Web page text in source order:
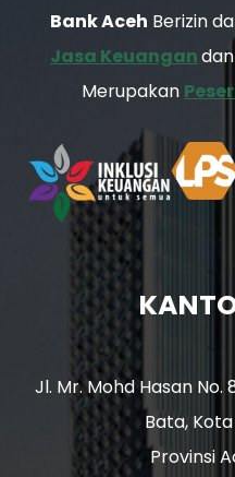
Bank Aceh Berizin
Jasa Keuangandan
Merupakan
Jl. Mr. Mohd Hasan No.
Bata,
Provinsi